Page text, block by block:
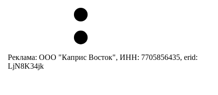
Реклама: ООО "Каприс Восток", ИНН: 7705856435, erid:
LjN8K34jk